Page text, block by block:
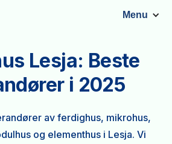
Menu
Lesja: Beste
i 2025
av ferdighus, mikrohus,
og elementhus i Lesja. Vi